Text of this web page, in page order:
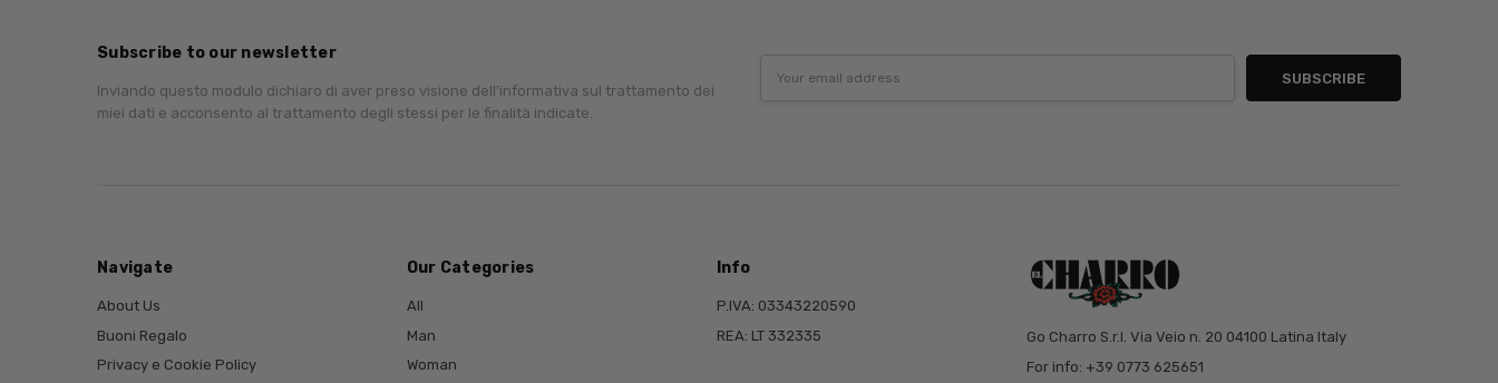
Subscribe to our newsletter
Inviando questo modulo dichiaro di aver preso visione dell'informativa sul trattamento dei
miei dati e acconsento al trattamento degli stessi per le finalità indicate.
Address
Navigate
About Us
Buoni Regalo
Privacy e Cookie Policy
Our Categories
All
Man
Woman
Info
P.IVA: 03343220590
REA: LT 332335
Go Charro S.r.l. Via Veio n. 20 04100 Latina Italy
For info: +39 0773 625651